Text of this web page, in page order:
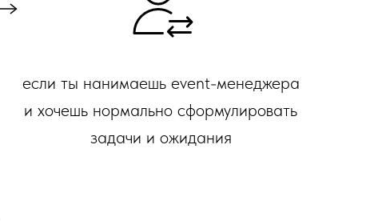
если ты нанимаешь event-менеджера
и хочешь нормально сформулировать
задачи и ожидания